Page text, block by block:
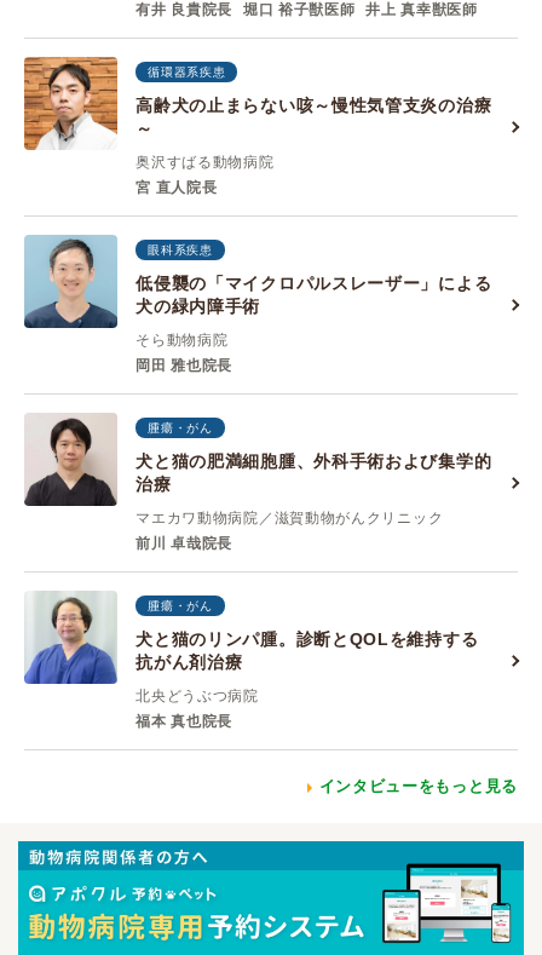
有井 良貴院長
堀口 裕子獣医師 井上 真幸獣医師
循環器系疾患
高齢犬の止まらない咳～慢性気管支炎の治療
～
奥沢すばる動物病院
宮 直人院長
眼科系疾患
低侵襲の「マイクロパルスレーザー」による
犬の緑内障手術
そら動物病院
岡田 雅也院長
腫瘍・がん
犬と猫の肥満細胞腫、外科手術および集学的
治療
マエカワ動物病院／滋賀動物がんクリニック
前川 卓哉院長
腫瘍・がん
犬と猫のリンパ腫。診断とQOLを維持する
抗がん剤治療
北央どうぶつ病院
福本 真也院長
インタビューをもっと見る